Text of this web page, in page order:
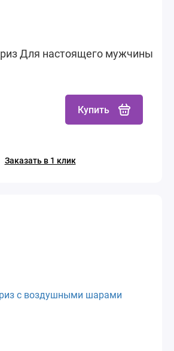
Для настоящего мужчины
Купить
Заказать в 1 клик